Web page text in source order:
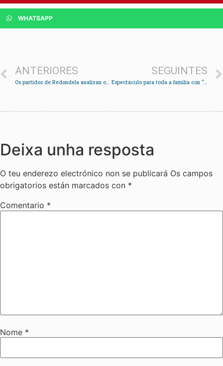
WHATSAPP
ANTERIORES
Os partidos de Redondela analizan os seus resultados
SEGUINTES
Espectáculo para toda a familia con “A primeira viaxe” de Xarope Tulú
Deixa unha resposta
O teu enderezo electrónico non se publicará Os campos
obrigatorios están marcados con *
Comentario *
Nome *